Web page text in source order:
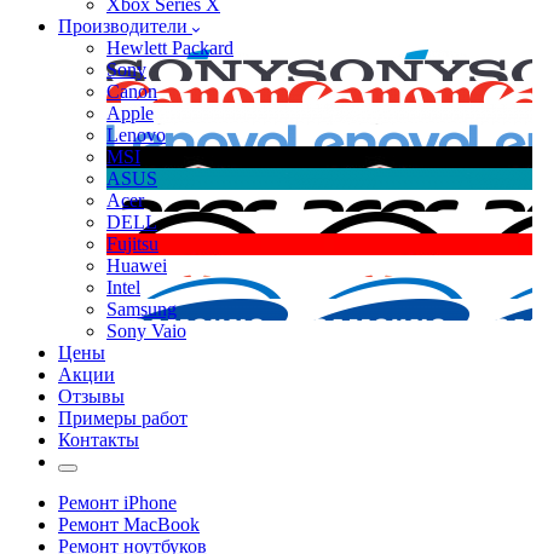
Xbox Series X
Производители
Hewlett Packard
Sony
Canon
Apple
Lenovo
MSI
ASUS
Acer
DELL
Fujitsu
Huawei
Intel
Samsung
Sony Vaio
Цены
Акции
Отзывы
Примеры работ
Контакты
Ремонт iPhone
Ремонт MacBook
Ремонт ноутбуков